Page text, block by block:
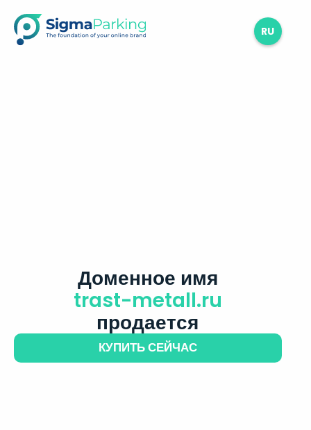
RU
Доменное имя
trast-metall.ru
продается
КУПИТЬ СЕЙЧАС